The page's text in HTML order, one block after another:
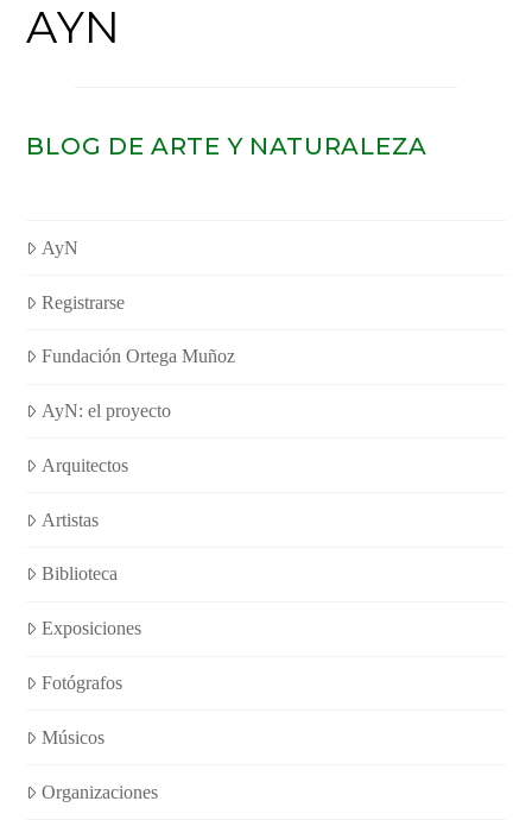
AYN
BLOG DE ARTE Y NATURALEZA
AyN
Registrarse
Fundación Ortega Muñoz
AyN: el proyecto
Arquitectos
Artistas
Biblioteca
Exposiciones
Fotógrafos
Músicos
Organizaciones